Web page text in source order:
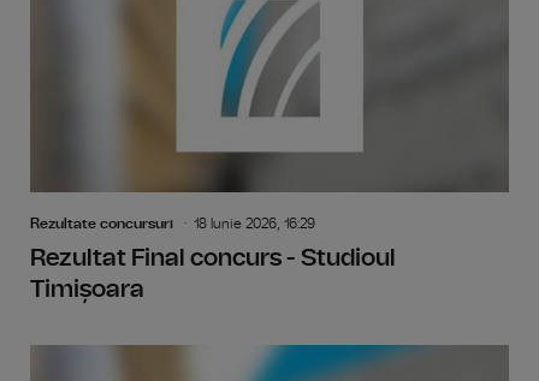
Rezultate concursuri 18 Iunie 2026, 16:29
Rezultat Final concurs - Studioul
Timișoara